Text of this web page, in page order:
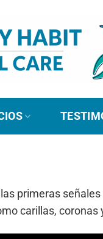
primeras
carillas, coronas